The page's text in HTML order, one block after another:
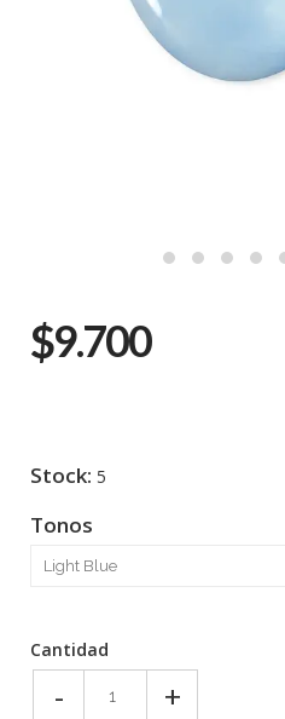
$9.700
Stock: 5
Tonos
Cantidad
- +